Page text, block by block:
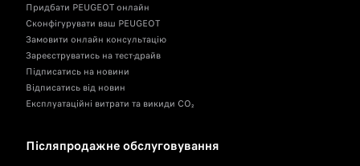
Придбати PEUGEOT онлайн
Сконфігурувати ваш PEUGEOT
Замовити онлайн консультацію
Зареєструватись на тест-драйв
Підписатись на новини
Відписатись від новин
Експлуатаційні витрати та викиди CO₂
Післяпродажне обслуговування